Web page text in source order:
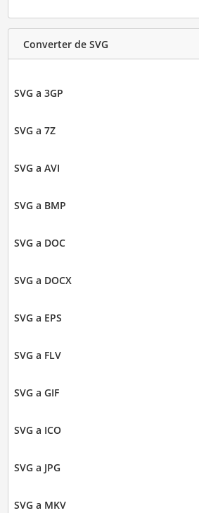
Converter de SVG
SVG a 3GP
SVG a 7Z
SVG a AVI
SVG a BMP
SVG a DOC
SVG a DOCX
SVG a EPS
SVG a FLV
SVG a GIF
SVG a ICO
SVG a JPG
SVG a MKV